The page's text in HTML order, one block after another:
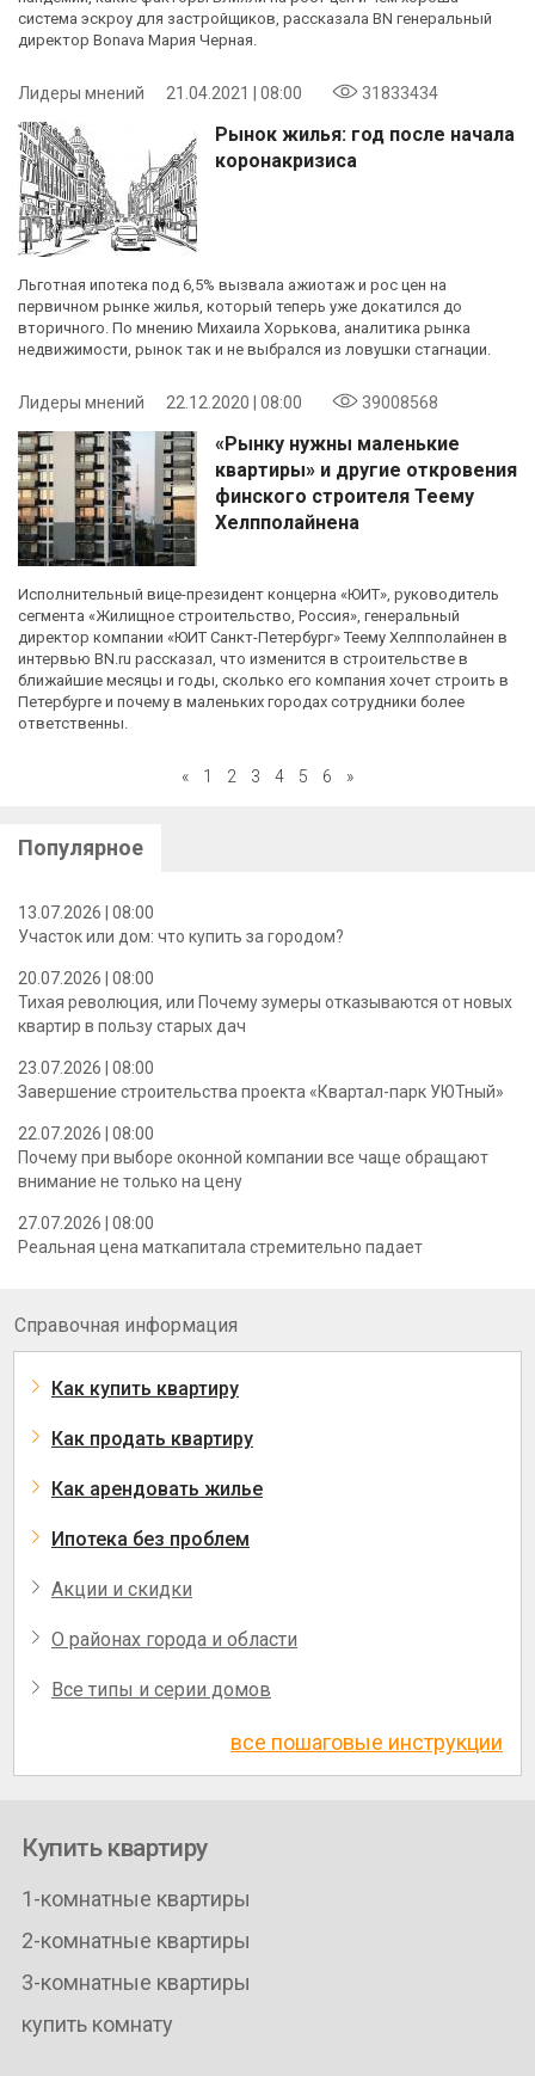
система эскроу для застройщиков, рассказала BN генеральный
директор Bonava Мария Черная.
Лидеры мнений 21.04.2021 | 08:00 31833434
Рынок жилья: год после начала
коронакризиса
Льготная ипотека под 6,5% вызвала ажиотаж и рос цен на
первичном рынке жилья, который теперь уже докатился до
вторичного. По мнению Михаила Хорькова, аналитика рынка
недвижимости, рынок так и не выбрался из ловушки стагнации.
Лидеры мнений 22.12.2020 | 08:00 39008568
«Рынку нужны маленькие
квартиры» и другие откровения
финского строителя Теему
Хелпполайнена
Исполнительный вице-президент концерна «ЮИТ», руководитель
сегмента «Жилищное строительство, Россия», генеральный
директор компании «ЮИТ Санкт-Петербург» Теему Хелпполайнен в
интервью BN.ru рассказал, что изменится в строительстве в
ближайшие месяцы и годы, сколько его компания хочет строить в
Петербурге и почему в маленьких городах сотрудники более
ответственны.
« 1 2 3 4 5 6 »
Популярное
13.07.2026 | 08:00
Участок или дом: что купить за городом?
20.07.2026 | 08:00
Тихая революция, или Почему зумеры отказываются от новых
квартир в пользу старых дач
23.07.2026 | 08:00
Завершение строительства проекта «Квартал-парк УЮТный»
22.07.2026 | 08:00
Почему при выборе оконной компании все чаще обращают
внимание не только на цену
27.07.2026 | 08:00
Реальная цена маткапитала стремительно падает
Справочная информация
Как купить квартиру
Как продать квартиру
Как арендовать жилье
Ипотека без проблем
Акции и скидки
О районах города и области
Все типы и серии домов
все пошаговые инструкции
Купить квартиру
1-комнатные квартиры
2-комнатные квартиры
3-комнатные квартиры
купить комнату